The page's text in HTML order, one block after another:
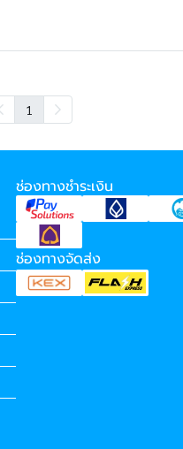
1
ช่องทางชำระเงิน
ช่องทางจัดส่ง